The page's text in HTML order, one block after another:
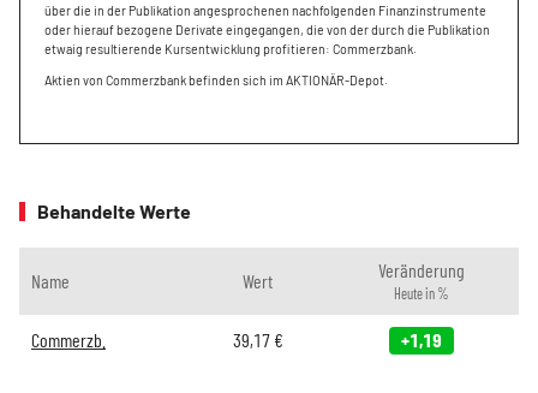
über die in der Publikation angesprochenen nachfolgenden Finanzinstrumente
oder hierauf bezogene Derivate eingegangen, die von der durch die Publikation
etwaig resultierende Kursentwicklung profitieren: Commerzbank.
Aktien von Commerzbank befinden sich im AKTIONÄR-Depot.
Behandelte Werte
Name Wert Veränderung
Heute in %
Commerzb. 39,17€ +1,19